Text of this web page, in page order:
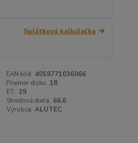
Splátková kalkulačka
EAN kód: 4059771036066
Priemer disku: 18
ET: 29
Stredová diera: 66,6
Výrobca: ALUTEC